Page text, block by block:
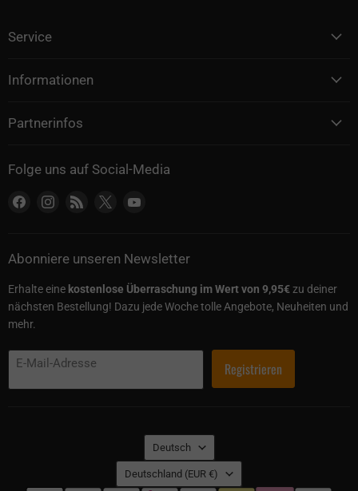
Service
Informationen
Partnerinfos
Folge uns auf Social-Media
Finden Sie uns auf Facebook
Finden Sie uns auf Instagram
Finden Sie uns auf RSS
Finden Sie uns auf X
Abonniere unseren Newsletter
Erhalte eine kostenlose Überraschung im Wert von 9,95€zu deiner
nächsten Bestellung! Dazu jede Woche tolle Angebote, Neuheiten und
mehr.
E-Mail-Adresse Registrieren
Sprache
Deutsch
Land
Deutschland (EUR €)